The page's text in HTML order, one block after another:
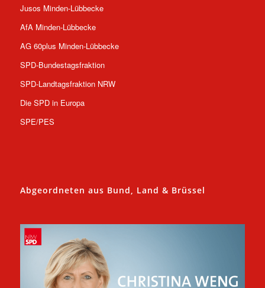
Jusos Minden-Lübbecke
AfA Minden-Lübbecke
AG 60plus Minden-Lübbecke
SPD-Bundestagsfraktion
SPD-Landtagsfraktion NRW
Die SPD in Europa
SPE/PES
Abgeordneten aus Bund, Land & Brüssel